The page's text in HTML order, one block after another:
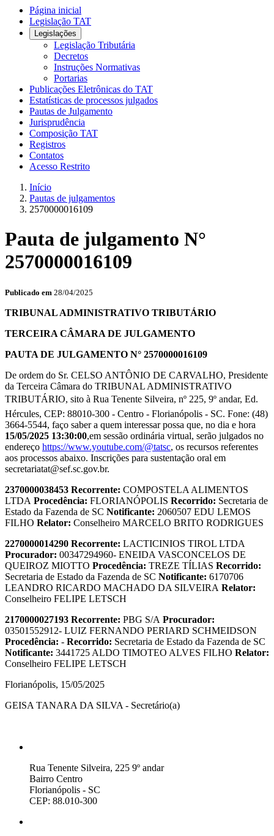
Página inicial
Legislação TAT
Legislações
Legislação Tributária
Decretos
Instruções Normativas
Portarias
Publicações Eletrônicas do TAT
Estatísticas de processos julgados
Pautas de Julgamento
Jurisprudência
Composição TAT
Registros
Contatos
Acesso Restrito
Início
Pautas de julgamentos
2570000016109
Pauta de julgamento N°
2570000016109
Publicado em 28/04/2025
TRIBUNAL ADMINISTRATIVO TRIBUTÁRIO
TERCEIRA CÂMARA DE JULGAMENTO
PAUTA DE JULGAMENTO N° 2570000016109
De ordem do Sr. CELSO ANTÔNIO DE CARVALHO, Presidente
da Terceira Câmara do TRIBUNAL ADMINISTRATIVO
TRIBUTÁRIO, sito à Rua Tenente Silveira, nº 225, 9º andar, Ed.
Hércules, CEP: 88010-300 - Centro - Florianópolis - SC. Fone: (48)
3664-5544, faço saber a quem interessar possa que, no dia e hora
15/05/2025 13:30:00,em sessão ordinária virtual, serão julgados no
endereço https://www.youtube.com/@tatsc, os recursos referentes
aos processos abaixo. Inscrições para sustentação oral em
secretariatat@sef.sc.gov.br.
2370000038453 Recorrente: COMPOSTELA ALIMENTOS
LTDA Procedência: FLORIANÓPOLIS Recorrido: Secretaria de
Estado da Fazenda de SC Notificante: 2060507 EDU LEMOS
FILHO Relator: Conselheiro MARCELO BRITO RODRIGUES
2270000014290 Recorrente: LACTICINIOS TIROL LTDA
Procurador: 00347294960- ENEIDA VASCONCELOS DE
QUEIROZ MIOTTO Procedência: TREZE TÍLIAS Recorrido:
Secretaria de Estado da Fazenda de SC Notificante: 6170706
LEANDRO RICARDO MACHADO DA SILVEIRA Relator:
Conselheiro FELIPE LETSCH
2170000027193 Recorrente: PBG S/A Procurador:
03501552912- LUIZ FERNANDO PERIARD SCHMEIDSON
Procedência: - Recorrido: Secretaria de Estado da Fazenda de SC
Notificante: 3441725 ALDO TIMOTEO ALVES FILHO Relator:
Conselheiro FELIPE LETSCH
Florianópolis, 15/05/2025
GEISA TANARA DA SILVA - Secretário(a)
Rua Tenente Silveira, 225 9º andar
Bairro Centro
Florianópolis - SC
CEP: 88.010-300